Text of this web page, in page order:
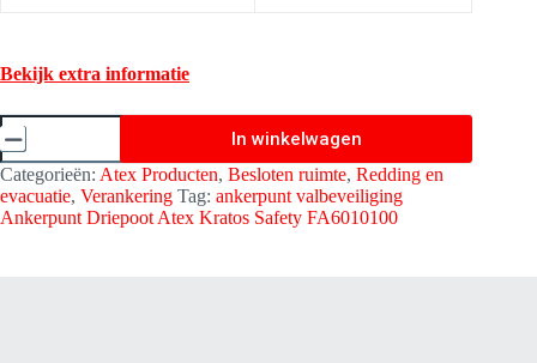
Bekijk extra informatie
Ankerpunt
Driepoot
Atex
Kratos
Safety
FA6010100
In winkelwagen
Categorieën: Atex Producten, Besloten ruimte, Redding en
evacuatie, Verankering Tag: ankerpunt valbeveiliging
Ankerpunt Driepoot Atex Kratos Safety FA6010100